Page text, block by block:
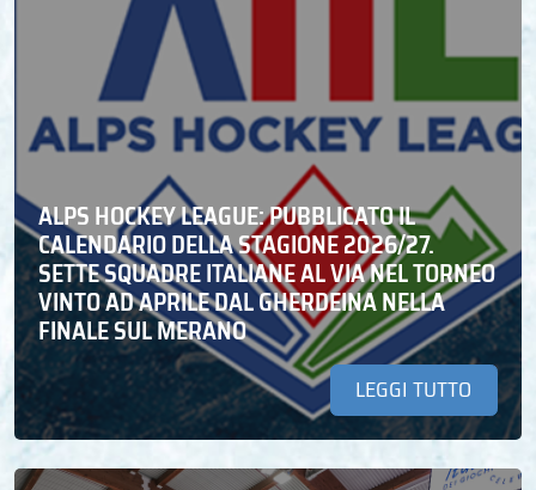
ALPS HOCKEY LEAGUE: PUBBLICATO IL
CALENDARIO DELLA STAGIONE 2026/27.
SETTE SQUADRE ITALIANE AL VIA NEL TORNEO
VINTO AD APRILE DAL GHERDEINA NELLA
FINALE SUL MERANO
LEGGI TUTTO